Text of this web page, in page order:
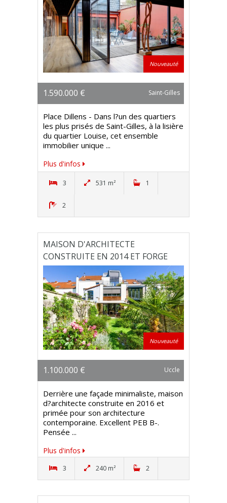
Nouveauté
1.590.000 € Saint-Gilles
Place Dillens - Dans l?un des quartiers
les plus prisés de Saint-Gilles, à la lisière
du quartier Louise, cet ensemble
immobilier unique ...
Plus d'infos
3 531 m² 1
2
MAISON D'ARCHITECTE
CONSTRUITE EN 2014 ET FORGE
DES ANNEES 1930
Nouveauté
1.100.000 € Uccle
Derrière une façade minimaliste, maison
d?architecte construite en 2016 et
primée pour son architecture
contemporaine. Excellent PEB B-.
Pensée ...
Plus d'infos
3 240 m² 2